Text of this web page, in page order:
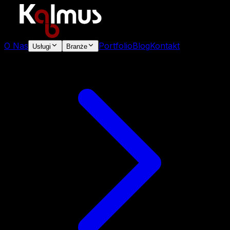
O Nas Usługi Branże PortfolioBlogKontakt